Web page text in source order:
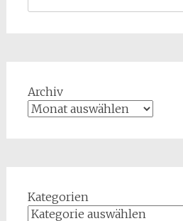
Archiv
Kategorien